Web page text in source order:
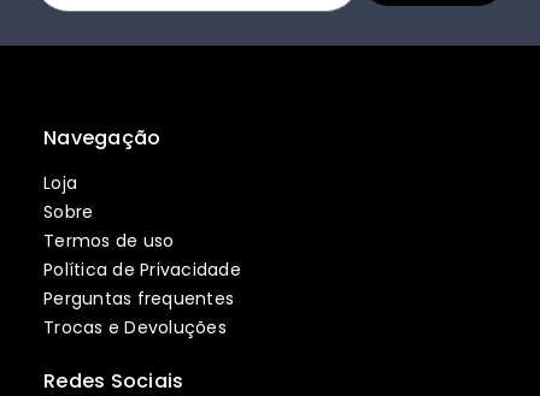
Navegação
Loja
Sobre
Termos de uso
Política de Privacidade
Perguntas frequentes
Trocas e Devoluções
Redes Sociais